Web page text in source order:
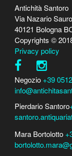
Antichità Santoro
Via Nazario
40121 Bologna
Copyrights ©
Privacy policy
Negozio +39
Pierdario Santoro
Mara Bortolotto